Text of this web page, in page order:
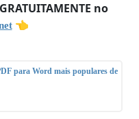
no
👈
para Word mais populares de